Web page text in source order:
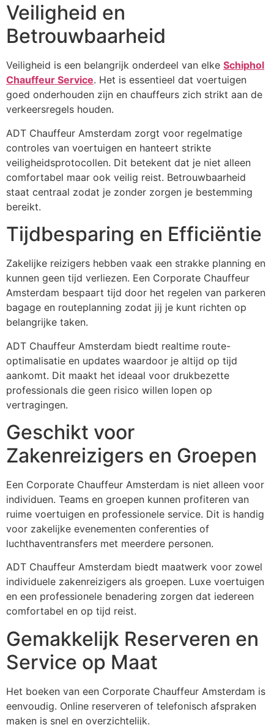
Veiligheid en
Betrouwbaarheid
Veiligheid is een belangrijk onderdeel van elke Schiphol
Chauffeur Service. Het is essentieel dat voertuigen
goed onderhouden zijn en chauffeurs zich strikt aan de
verkeersregels houden.
ADT Chauffeur Amsterdam zorgt voor regelmatige
controles van voertuigen en hanteert strikte
veiligheidsprotocollen. Dit betekent dat je niet alleen
comfortabel maar ook veilig reist. Betrouwbaarheid
staat centraal zodat je zonder zorgen je bestemming
bereikt.
Tijdbesparing en Efficiëntie
Zakelijke reizigers hebben vaak een strakke planning en
kunnen geen tijd verliezen. Een Corporate Chauffeur
Amsterdam bespaart tijd door het regelen van parkeren
bagage en routeplanning zodat jij je kunt richten op
belangrijke taken.
ADT Chauffeur Amsterdam biedt realtime route-
optimalisatie en updates waardoor je altijd op tijd
aankomt. Dit maakt het ideaal voor drukbezette
professionals die geen risico willen lopen op
vertragingen.
Geschikt voor
Zakenreizigers en Groepen
Een Corporate Chauffeur Amsterdam is niet alleen voor
individuen. Teams en groepen kunnen profiteren van
ruime voertuigen en professionele service. Dit is handig
voor zakelijke evenementen conferenties of
luchthaventransfers met meerdere personen.
ADT Chauffeur Amsterdam biedt maatwerk voor zowel
individuele zakenreizigers als groepen. Luxe voertuigen
en een professionele benadering zorgen dat iedereen
comfortabel en op tijd reist.
Gemakkelijk Reserveren en
Service op Maat
Het boeken van een Corporate Chauffeur Amsterdam is
eenvoudig. Online reserveren of telefonisch afspraken
maken is snel en overzichtelijk.